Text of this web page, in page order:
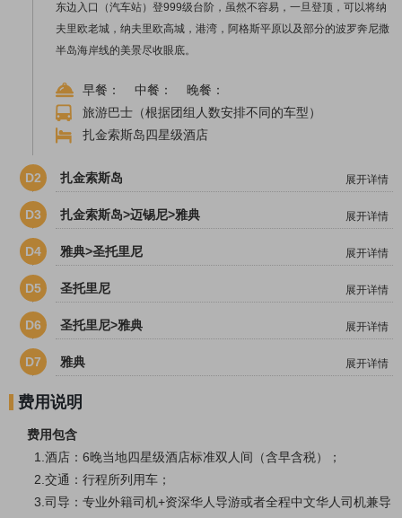
东边入口（汽车站）登999级台阶，虽然不容易，一旦登顶，可以将纳
夫里欧老城，纳夫里欧高城，港湾，阿格斯平原以及部分的波罗奔尼撒
半岛海岸线的美景尽收眼底。
早餐： 中餐： 晚餐：
旅游巴士（根据团组人数安排不同的车型）
扎金索斯岛四星级酒店
D2 扎金索斯岛 展开详情
D3 扎金索斯岛>迈锡尼>雅典 展开详情
D4 雅典>圣托里尼 展开详情
D5 圣托里尼 展开详情
D6 圣托里尼>雅典 展开详情
D7 雅典 展开详情
费用说明
费用包含
1.酒店：6晚当地四星级酒店标准双人间（含早含税）；
2.交通：行程所列用车；
3.司导：专业外籍司机+资深华人导游或者全程中文华人司机兼导